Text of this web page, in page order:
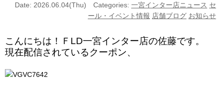
Date: 2026.06.04(Thu) Categories: 一宮インター店ニュース セ
ール・イベント情報 店舗ブログ お知らせ
こんにちは！ＦLD一宮インター店の佐藤です。
現在配信されているクーポン、